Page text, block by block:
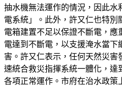
抽水機無法運作的情況，因此水
電系統」。此外，許又仁也特別
電箱建置不足以保證不斷電，應
電達到不斷電，以支援淹水當下
害。許又仁表示，任何天然災
速統合救災指揮系統一體化，達
各項正常運作。市府在治水政策